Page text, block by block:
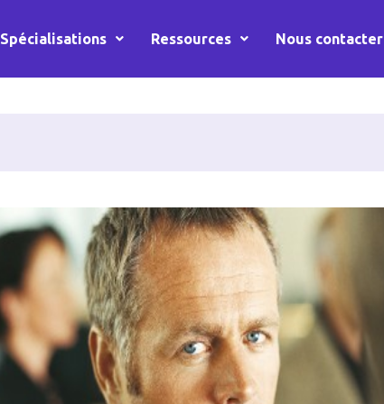
Spécialisations Ressources Nous contacter